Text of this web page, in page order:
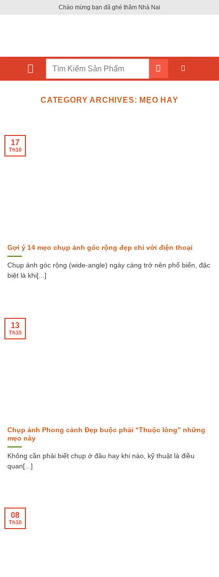
Chào mừng bạn đã ghé thăm Nhà Nai
Tìm
CATEGORY ARCHIVES: MẸO HAY
Gợi ý 14 mẹo chụp ảnh góc rộng đẹp chỉ với điện thoại
Chụp ảnh góc rộng (wide-angle) ngày càng trở nên phổ biến, đặc
biệt là khi[...]
17
Th10
Chụp ảnh Phong cảnh Đẹp buộc phải “Thuộc lòng” những
mẹo này
Không cần phải biết chụp ở đâu hay khi nào, kỹ thuật là điều
quan[...]
13
Th10
08
Th10